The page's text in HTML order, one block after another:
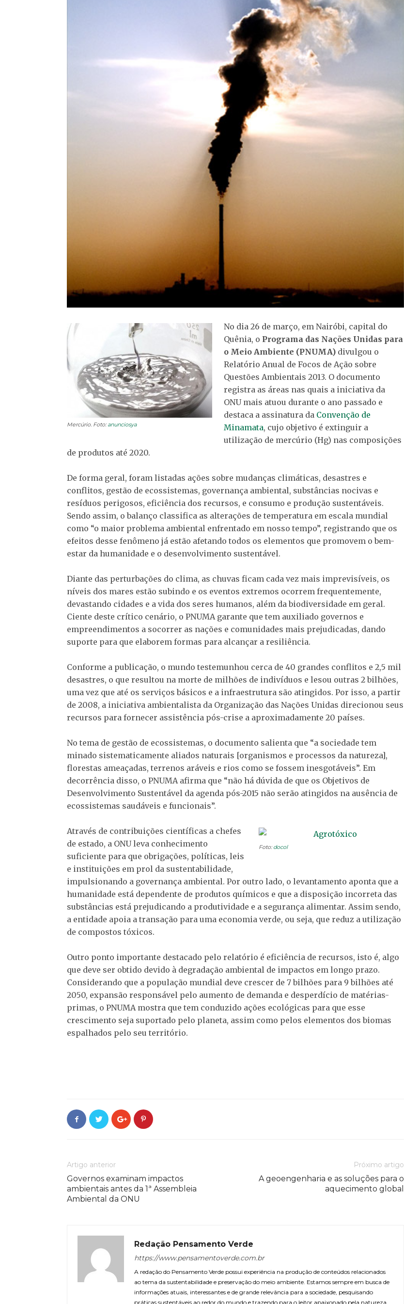
Mercúrio. Foto: anunciosya
No dia 26 de março, em Nairóbi, capital do
Quênia, o Programa das Nações Unidas para
o Meio Ambiente (PNUMA) divulgou o
Relatório Anual de Focos de Ação sobre
Questões Ambientais 2013. O documento
registra as áreas nas quais a iniciativa da
ONU mais atuou durante o ano passado e
destaca a assinatura da Convenção de
Minamata, cujo objetivo é extinguir a
utilização de mercúrio (Hg) nas composições
de produtos até 2020.
De forma geral, foram listadas ações sobre mudanças climáticas, desastres e
conflitos, gestão de ecossistemas, governança ambiental, substâncias nocivas e
resíduos perigosos, eficiência dos recursos, e consumo e produção sustentáveis.
Sendo assim, o balanço classifica as alterações de temperatura em escala mundial
como “o maior problema ambiental enfrentado em nosso tempo”, registrando que os
efeitos desse fenômeno já estão afetando todos os elementos que promovem o bem-
estar da humanidade e o desenvolvimento sustentável.
Diante das perturbações do clima, as chuvas ficam cada vez mais imprevisíveis, os
níveis dos mares estão subindo e os eventos extremos ocorrem frequentemente,
devastando cidades e a vida dos seres humanos, além da biodiversidade em geral.
Ciente deste crítico cenário, o PNUMA garante que tem auxiliado governos e
empreendimentos a socorrer as nações e comunidades mais prejudicadas, dando
suporte para que elaborem formas para alcançar a resiliência.
Conforme a publicação, o mundo testemunhou cerca de 40 grandes conflitos e 2,5 mil
desastres, o que resultou na morte de milhões de indivíduos e lesou outras 2 bilhões,
uma vez que até os serviços básicos e a infraestrutura são atingidos. Por isso, a partir
de 2008, a iniciativa ambientalista da Organização das Nações Unidas direcionou seus
recursos para fornecer assistência pós-crise a aproximadamente 20 países.
No tema de gestão de ecossistemas, o documento salienta que “a sociedade tem
minado sistematicamente aliados naturais [organismos e processos da natureza],
florestas ameaçadas, terrenos aráveis e rios como se fossem inesgotáveis”. Em
decorrência disso, o PNUMA afirma que “não há dúvida de que os Objetivos de
Desenvolvimento Sustentável da agenda pós-2015 não serão atingidos na ausência de
ecossistemas saudáveis e funcionais”.
Foto: docol
Através de contribuições científicas a chefes
de estado, a ONU leva conhecimento
suficiente para que obrigações, políticas, leis
e instituições em prol da sustentabilidade,
impulsionando a governança ambiental. Por outro lado, o levantamento aponta que a
humanidade está dependente de produtos químicos e que a disposição incorreta das
substâncias está prejudicando a produtividade e a segurança alimentar. Assim sendo,
a entidade apoia a transação para uma economia verde, ou seja, que reduz a utilização
de compostos tóxicos.
Outro ponto importante destacado pelo relatório é eficiência de recursos, isto é, algo
que deve ser obtido devido à degradação ambiental de impactos em longo prazo.
Considerando que a população mundial deve crescer de 7 bilhões para 9 bilhões até
2050, expansão responsável pelo aumento de demanda e desperdício de matérias-
primas, o PNUMA mostra que tem conduzido ações ecológicas para que esse
crescimento seja suportado pelo planeta, assim como pelos elementos dos biomas
espalhados pelo seu território.
Artigo anterior
Governos examinam impactos
ambientais antes da 1ª Assembleia
Ambiental da ONU
Próximo artigo
A geoengenharia e as soluções para o
aquecimento global
Redação Pensamento Verde
https://www.pensamentoverde.com.br
A redação do Pensamento Verde possui experiência na produção de conteúdos relacionados
ao tema da sustentabilidade e preservação do meio ambiente. Estamos sempre em busca de
informações atuais, interessantes e de grande relevância para a sociedade, pesquisando
práticas sustentáveis ao redor do mundo e trazendo para o leitor apaixonado pela natureza.